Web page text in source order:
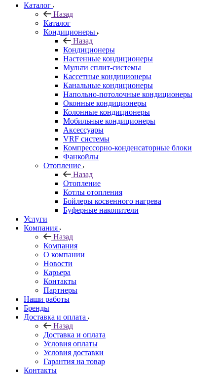
Каталог
Назад
Каталог
Кондиционеры
Назад
Кондиционеры
Настенные кондиционеры
Мульти сплит-системы
Кассетные кондиционеры
Канальные кондиционеры
Напольно-потолочные кондиционеры
Оконные кондиционеры
Колонные кондиционеры
Мобильные кондиционеры
Аксессуары
VRF системы
Компрессорно-конденсаторные блоки
Фанкойлы
Отопление
Назад
Отопление
Котлы отопления
Бойлеры косвенного нагрева
Буферные накопители
Услуги
Компания
Назад
Компания
О компании
Новости
Карьера
Контакты
Партнеры
Наши работы
Бренды
Доставка и оплата
Назад
Доставка и оплата
Условия оплаты
Условия доставки
Гарантия на товар
Контакты